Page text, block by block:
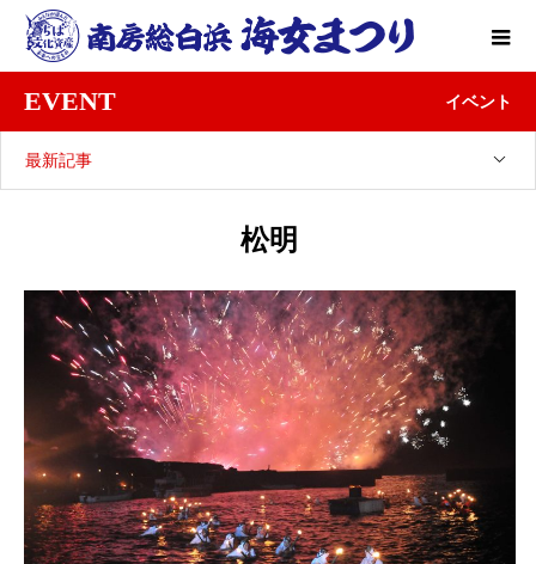
EVENT イベント
最新記事
松明